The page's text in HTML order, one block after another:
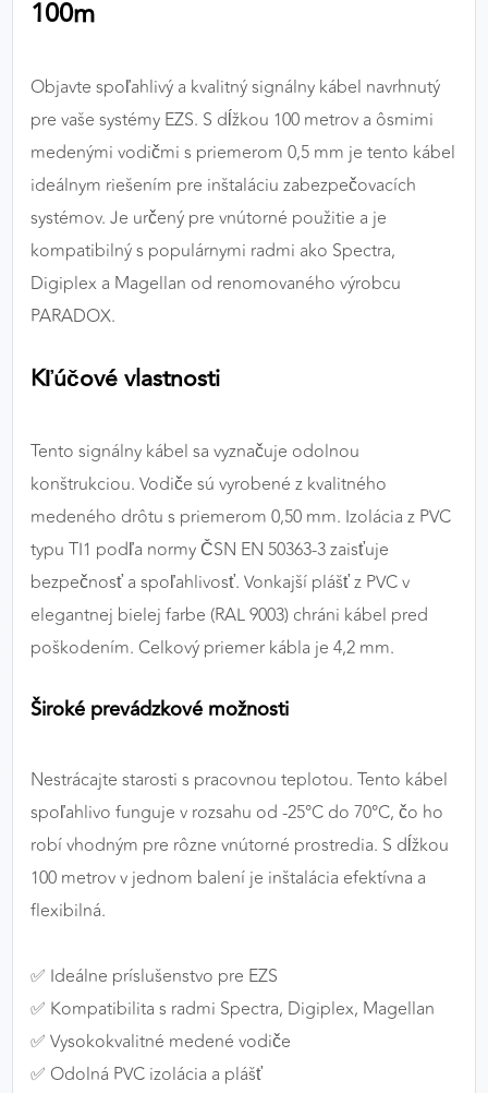
100m
Objavte spoľahlivý a kvalitný signálny kábel navrhnutý
pre vaše systémy EZS. S dĺžkou 100 metrov a ôsmimi
medenými vodičmi s priemerom 0,5 mm je tento kábel
ideálnym riešením pre inštaláciu zabezpečovacích
systémov. Je určený pre vnútorné použitie a je
kompatibilný s populárnymi radmi ako Spectra,
Digiplex a Magellan od renomovaného výrobcu
PARADOX.
Kľúčové vlastnosti
Tento signálny kábel sa vyznačuje odolnou
konštrukciou. Vodiče sú vyrobené z kvalitného
medeného drôtu s priemerom 0,50 mm. Izolácia z PVC
typu TI1 podľa normy ČSN EN 50363-3 zaisťuje
bezpečnosť a spoľahlivosť. Vonkajší plášť z PVC v
elegantnej bielej farbe (RAL 9003) chráni kábel pred
poškodením. Celkový priemer kábla je 4,2 mm.
Široké prevádzkové možnosti
Nestrácajte starosti s pracovnou teplotou. Tento kábel
spoľahlivo funguje v rozsahu od -25°C do 70°C, čo ho
robí vhodným pre rôzne vnútorné prostredia. S dĺžkou
100 metrov v jednom balení je inštalácia efektívna a
flexibilná.
✅ Ideálne príslušenstvo pre EZS
✅ Kompatibilita s radmi Spectra, Digiplex, Magellan
✅ Vysokokvalitné medené vodiče
✅ Odolná PVC izolácia a plášť
výkon a funkčnosť našich stránok.
Poskytovateľ: Google
MARKETINGOVÉ COOKIES
správania používateľov naprieč webovými
stránkami. Umožňujú nám a našim partnerom
zobrazovať cielenú a relevantnú reklamu, a to na